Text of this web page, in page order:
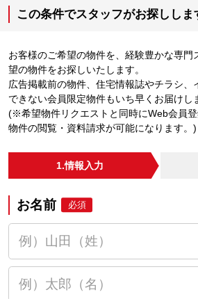
この条件でスタッフがお探ししま
お客様のご希望の物件を、経験豊かな専門
望の物件をお探しいたします。
広告掲載前の物件、住宅情報誌やチラシ、
できない会員限定物件もいち早くお届けし
(※希望物件リクエストと同時にWeb会員
物件の閲覧・資料請求が可能になります。)
1.情報入力
お名前 必須